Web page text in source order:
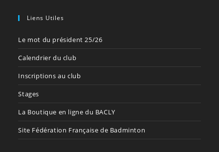
Liens Utiles
Le mot du président 25/26
Calendrier du club
Inscriptions au club
Stages
La Boutique en ligne du BACLY
Site Fédération Française de Badminton